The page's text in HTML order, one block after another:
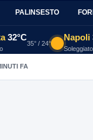
PALINSESTO
32°C
35° / 24°
Napoli
Soleggiato
FA